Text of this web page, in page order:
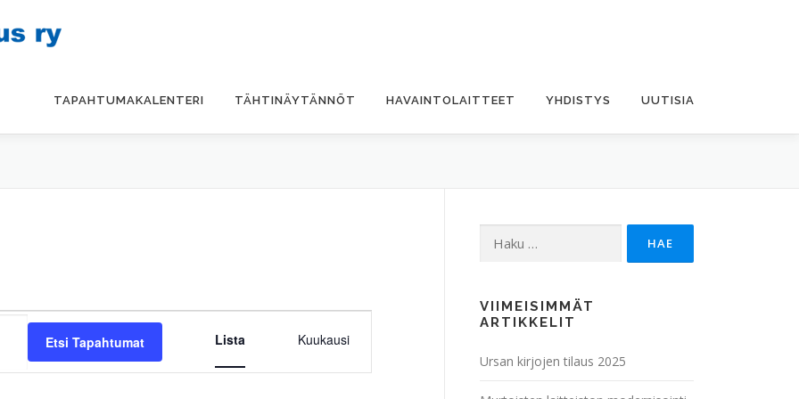
TAPAHTUMAKALENTERI TÄHTINÄYTÄNNÖT HAVAINTOLAITTEET YHDISTYS UUTISIA
Etsi Tapahtumat
a
Lista Kuukausi
VIIMEISIMMÄT
ARTIKKELIT
Ursan kirjojen tilaus 2025